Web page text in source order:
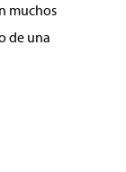
muchos
de una